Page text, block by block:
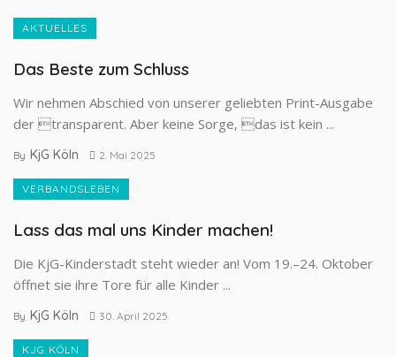
AKTUELLES
Das Beste zum Schluss
Wir nehmen Abschied von unserer geliebten Print-Ausgabe
der transparent. Aber keine Sorge, das ist kein ...
By KjG Köln 2. Mai 2025
VERBANDSLEBEN
Lass das mal uns Kinder machen!
Die KjG-Kinderstadt steht wieder an! Vom 19.–24. Oktober
öffnet sie ihre Tore für alle Kinder ...
By KjG Köln 30. April 2025
KJG KÖLN